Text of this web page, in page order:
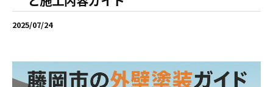
2025/07/24